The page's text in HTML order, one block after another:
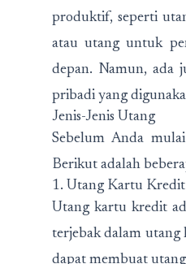
produktif, seperti
atau utang untuk
depan. Namun, ada
pribadi yang
Jenis-Jenis Utang
Sebelum Anda
Berikut adalah
1. Utang Kartu Kredit
Utang kartu kredit
terjebak dalam utang
dapat membuat